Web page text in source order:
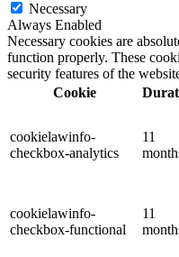
Necessary
Always Enabled
Necessary cookies are
function properly. These
security features of the
Cookie
cookielawinfo-
checkbox-analytics
11
cookielawinfo-
checkbox-functional
11